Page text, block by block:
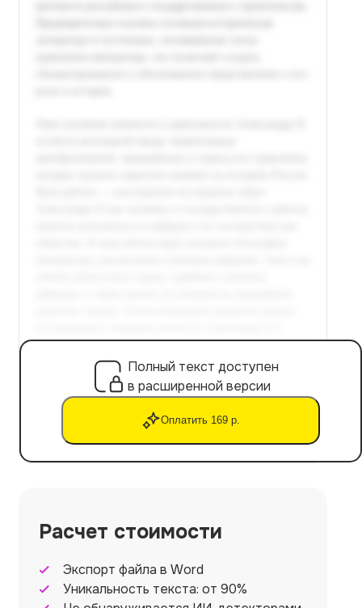
Полный текст доступен
в расширенной версии
Оплатить 169 р.
Расчет стоимости
Экспорт файла в Word
Уникальность текста: от 90%